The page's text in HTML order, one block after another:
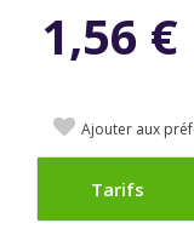
1,56 €
Ajouter aux
Tarifs